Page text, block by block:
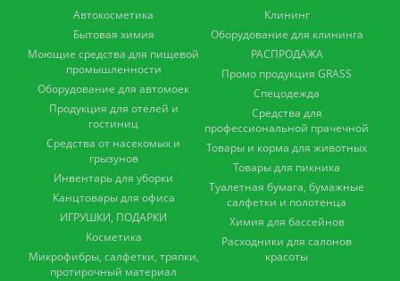
Автокосметика
Бытовая химия
Моющие средства для пищевой
промышленности
Оборудование для автомоек
Продукция для отелей и
гостиниц
Средства от насекомых и
грызунов
Инвентарь для уборки
Канцтовары для офиса
ИГРУШКИ, ПОДАРКИ
Косметика
Микрофибры, салфетки, тряпки,
протирочный материал
Клининг
Оборудование для клининга
РАСПРОДАЖА
Промо продукция GRASS
Спецодежда
Средства для
профессиональной прачечной
Товары и корма для животных
Товары для пикника
Туалетная бумага, бумажные
салфетки и полотенца
Химия для бассейнов
Расходники для салонов
красоты